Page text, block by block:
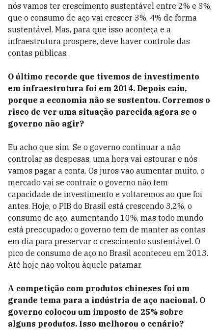
nós vamos ter crescimento sustentável entre 2% e 3%,
que o consumo de aço vai crescer 3%, 4% de forma
sustentável. Mas, para que isso aconteça e a
infraestrutura prospere, deve haver controle das
contas públicas.
O último recorde que tivemos de investimento
em infraestrutura foi em 2014. Depois caiu,
porque a economia não se sustentou. Corremos o
risco de ver uma situação parecida agora se o
governo não agir?
Eu acho que sim. Se o governo continuar a não
controlar as despesas, uma hora vai estourar e nós
vamos pagar a conta. Os juros vão aumentar muito, o
mercado vai se contrair, o governo não tem
capacidade de investimento e voltaremos ao que foi
antes. Hoje, o PIB do Brasil está crescendo 3,2%, o
consumo de aço, aumentando 10%, mas todo mundo
está preocupado: o governo tem de manter as contas
em dia para preservar o crescimento sustentável. O
pico de consumo de aço no Brasil aconteceu em 2013.
Até hoje não voltou àquele patamar.
A competição com produtos chineses foi um
grande tema para a indústria de aço nacional. O
governo colocou um imposto de 25% sobre
alguns produtos. Isso melhorou o cenário?